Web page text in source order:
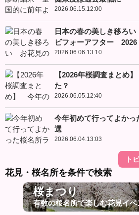
2026.06.15.12:00
日本の春の美しき移ろ
ビフォーアフター 2026
2026.06.06.13:10
【2026年桜調査まとめ
た？
2026.06.05.12:40
今年初めて行ってよかっ
選
2026.06.04.13:03
ト
花見・桜名所を条件で検索
桜まつり
有数の桜名所で楽しむ花見イベ